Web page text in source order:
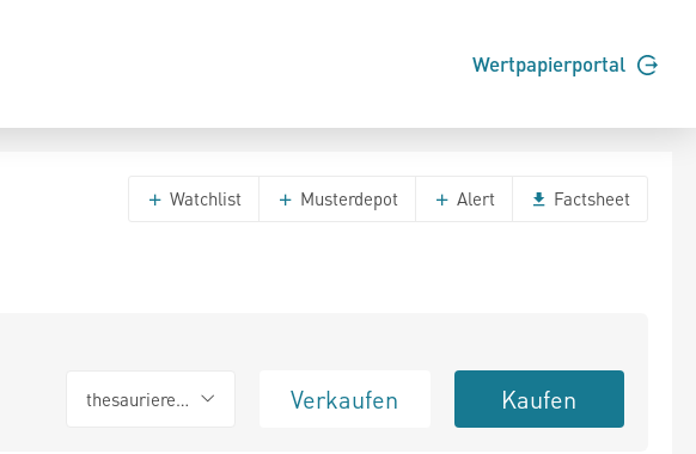
Wertpapierportal
Watchlist Musterdepot Alert Factsheet
thesaurierend Verkaufen Kaufen